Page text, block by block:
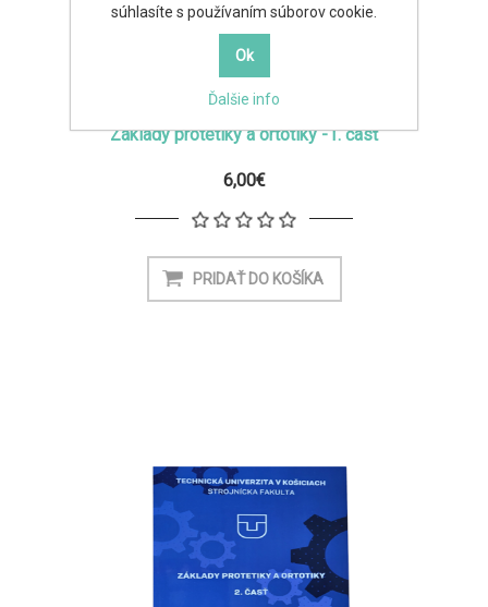
Základy protetiky a ortotiky -1. časť
6,00€
súhlasíte s používaním súborov cookie.
Ďalšie info